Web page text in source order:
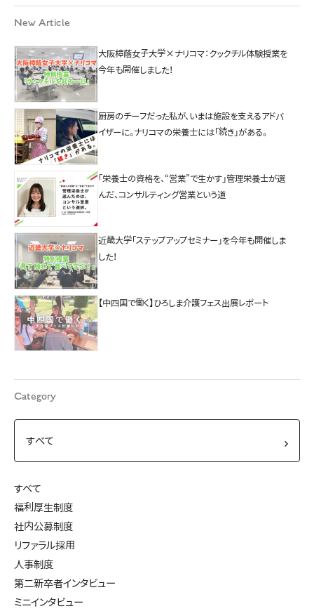
New Article
大阪樟蔭女子大学×ナリコマ：クックチル体験授業を
今年も開催しました！
厨房のチーフだった私が、いまは施設を支えるアドバ
イザーに。ナリコマの栄養士には「続き」がある。
「栄養士の資格を、“営業”で生かす」管理栄養士が選
んだ、コンサルティング営業という道
近畿大学「ステップアップセミナー」を今年も開催しま
した！
【中四国で働く】ひろしま介護フェス出展レポート
Category
すべて
福利厚生制度
社内公募制度
リファラル採用
人事制度
第二新卒者インタビュー
ミニインタビュー